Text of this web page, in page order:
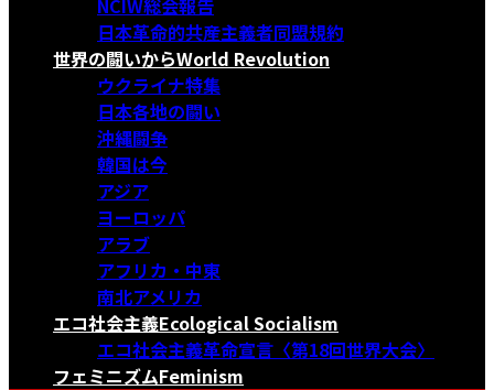
NCIW総会報告
日本革命的共産主義者同盟規約
世界の闘いからWorld Revolution
ウクライナ特集
日本各地の闘い
沖縄闘争
韓国は今
アジア
ヨーロッパ
アラブ
アフリカ・中東
南北アメリカ
エコ社会主義Ecological Socialism
エコ社会主義革命宣言〈第18回世界大会〉
フェミニズムFeminism